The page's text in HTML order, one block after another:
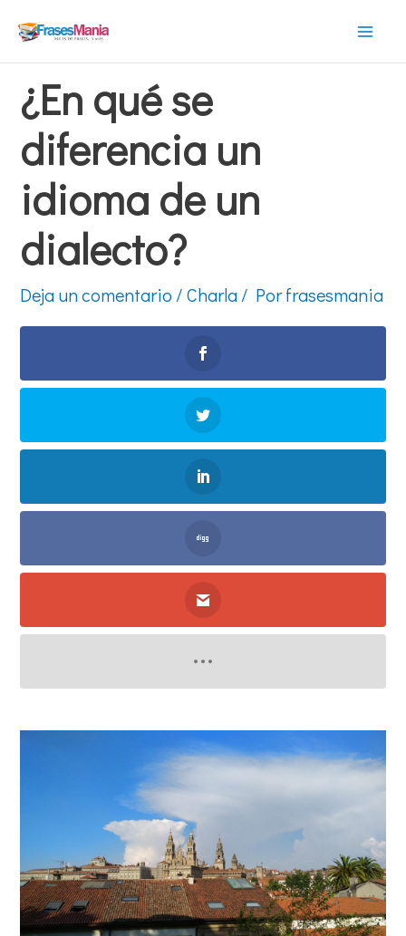
contenido
¿En qué se
diferencia un
idioma de un
dialecto?
Deja un comentario /Charla / Porfrasesmania